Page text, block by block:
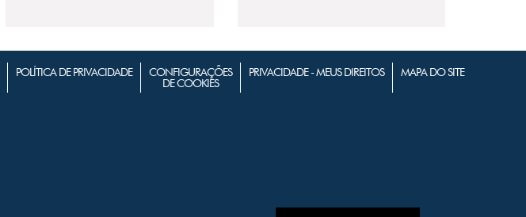
POLÍTICA DE PRIVACIDADE
CONFIGURAÇÕES
DE COOKIES
PRIVACIDADE - MEUS DIREITOS MAPA DO SITE